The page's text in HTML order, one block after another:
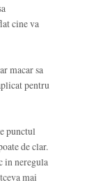
cine va
macar sa
pentru
punctul
de clar.
in neregula
mai